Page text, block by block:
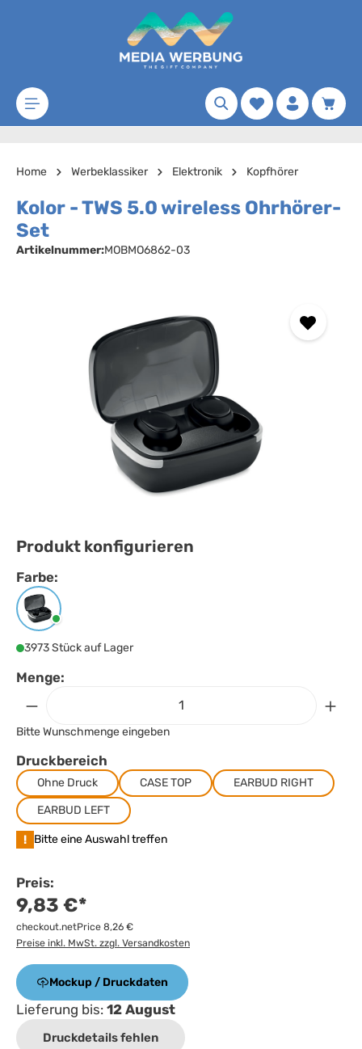
Zum Hauptinhalt springen
Merkzettel
Home Werbeklassiker Elektronik Kopfhörer
Kolor - TWS 5.0 wireless Ohrhörer-
Set
Artikelnummer:MOBMO6862-03
Produkt konfigurieren
Farbe:
Farbeauswählen
Schwarz
3973 Stück auf Lager
Menge:
Bitte Wunschmenge eingeben
Druckbereich
Ohne Druck CASE TOP
EARBUD RIGHT
EARBUD LEFT
! Bitte eine Auswahl treffen
Preis:
9,83 €*
checkout.netPrice 8,26 €
Preise inkl. MwSt. zzgl. Versandkosten
Mockup / Druckdaten
Lieferung bis: 12 August
Druckdetails fehlen